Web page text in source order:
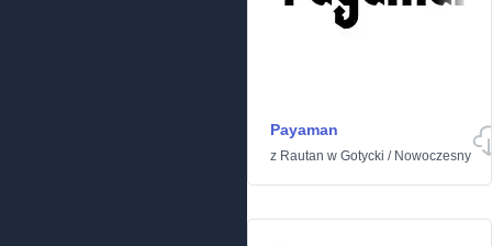
Payaman
z Rautan w Gotycki / Nowoczesny